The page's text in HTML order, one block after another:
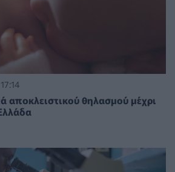
αποκλειστικού θηλασμού μέχρι